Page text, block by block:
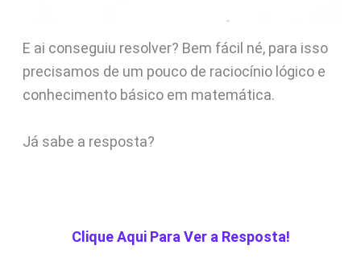
E ai conseguiu resolver? Bem fácil né, para isso
precisamos de um pouco de raciocínio lógico e
conhecimento básico em matemática.
Já sabe a resposta?
Clique Aqui Para Ver a Resposta!